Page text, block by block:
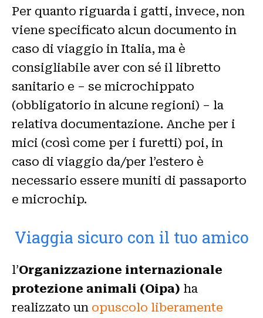
Per quanto riguarda i gatti, invece, non
viene specificato alcun documento in
caso di viaggio in Italia, ma è
consigliabile aver con sé il libretto
sanitario e – se microchippato
(obbligatorio in alcune regioni) – la
relativa documentazione. Anche per i
mici (così come per i furetti) poi, in
caso di viaggio da/per l’estero è
necessario essere muniti di passaporto
e microchip.
Viaggia sicuro con il tuo amico
l’Organizzazione internazionale
protezione animali (Oipa) ha
realizzato un opuscolo liberamente